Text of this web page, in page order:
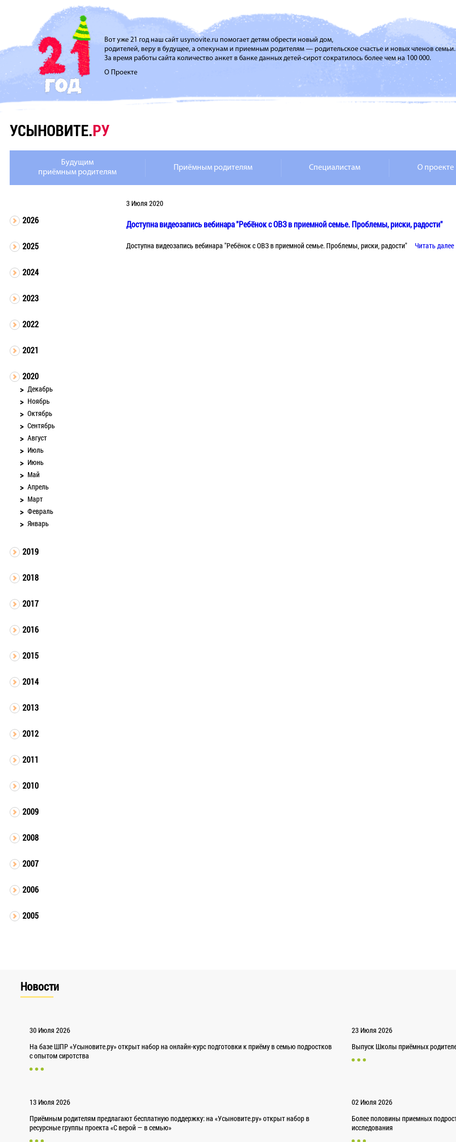
Вот уже 21 год наш сайт usynovite.ru помогает детям обрести новый дом,
родителей, веру в будущее, а опекунам и приемным родителям — родительское счастье и новых членов семьи.
За время работы сайта количество анкет в банке данных детей-сирот сократилось более чем на 100 000.
О Проекте
УСЫНОВИТЕ.РУ
Будущим
приёмным родителям
Приёмным родителям Специалистам О проекте
2026
2025
2024
2023
2022
2021
2020
Декабрь
Ноябрь
Октябрь
Сентябрь
Август
Июль
Июнь
Май
Апрель
Март
Февраль
Январь
2019
2018
2017
2016
2015
2014
2013
2012
2011
2010
2009
2008
2007
2006
2005
3 Июля 2020
Доступна видеозапись вебинара "Ребёнок с ОВЗ в приемной семье. Проблемы, риски, радости"
Доступна видеозапись вебинара "Ребёнок с ОВЗ в приемной семье. Проблемы, риски, радости" Читать далее
Новости
30 Июля 2026
На базе ШПР «Усыновите.ру» открыт набор на онлайн-курс подготовки к приёму в семью подростков
с опытом сиротства
23 Июля 2026
Выпуск Школы приёмных
13 Июля 2026
Приёмным родителям предлагают бесплатную поддержку: на «Усыновите.ру» открыт набор в
ресурсные группы проекта «С верой — в семью»
02 Июля 2026
Более половины приемных
исследования